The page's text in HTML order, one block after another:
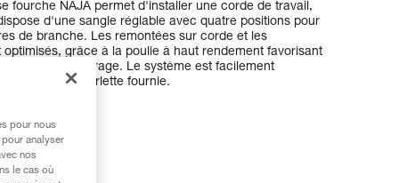
fourche NAJA permet d'installer une corde de travail,
d'une sangle réglable avec quatre positions pour
de branche. Les remontées sur corde et les
grâce à la poulie à haut rendement favorisant
de l'amarrage. Le système est facilement
à la boule de ferlette fournie.
pour nous
analyser
nos
le cas où